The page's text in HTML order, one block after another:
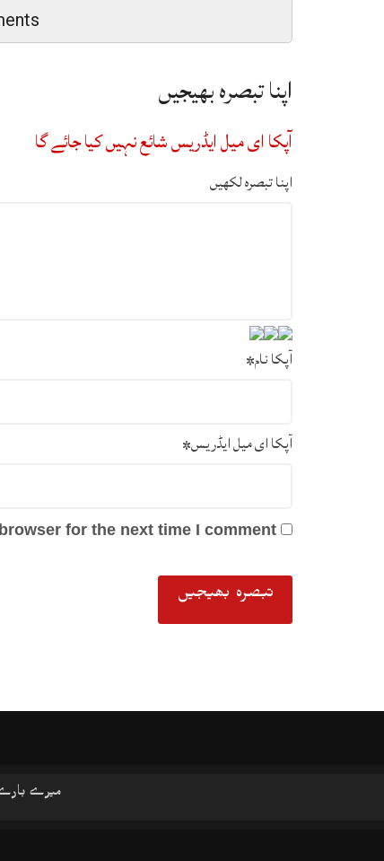
اپنا تبصرہ بھیجیں
آپکا ای میل ایڈریس شائع نہیں کیا جائے گا
اپنا تبصرہ لکھیں
آپکا نام*
آپکا ای میل ایڈریس*
for the next time I comment.
میرے